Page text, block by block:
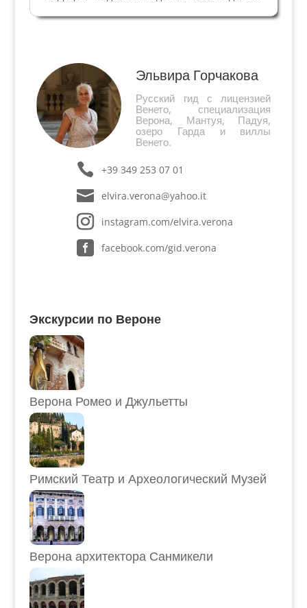
Возрождения. Монеты полны символов, девизов
Эльвира Горчакова
Русский гид с лицензией
Венето, специализация
Верона, Мантуя, Падуя,
озеро Гарда и виллы
Венето.
+39 349 253 07 01
elvira.verona@yahoo.it
instagram.com/elvira.verona
facebook.com/gid.verona
Экскурсии по Вероне
Верона Ромео и Джульетты
Римский Театр и Археологический Музей
Верона архитектора Санмикели